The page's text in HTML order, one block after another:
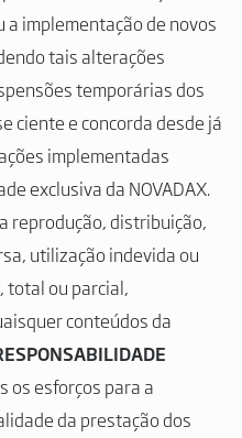
implementação de novos
tais alterações
temporárias dos
ciente e concorda desde já
implementadas
exclusiva da NOVADAX.
reprodução, distribuição,
utilização indevida ou
total ou parcial,
conteúdos da
os esforços para a
da prestação dos